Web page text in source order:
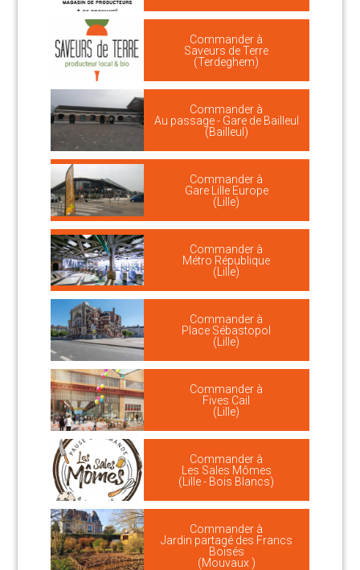
Commander à
Saveurs de Terre
(Terdeghem)
Commander à
Au passage - Gare de Bailleul
(Bailleul)
Commander à
Gare Lille Europe
(Lille)
Commander à
Métro République
(Lille)
Commander à
Place Sébastopol
(Lille)
Commander à
Fives Cail
(Lille)
Commander à
Les Sales Mômes
(Lille - Bois Blancs)
Commander à
Jardin partagé des Francs
Boisés
(Mouvaux )